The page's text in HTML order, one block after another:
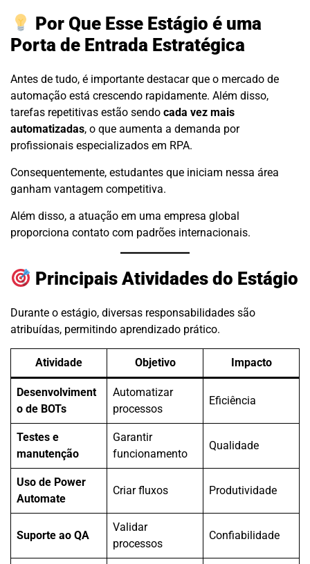
Por Que Esse Estágio é uma
Porta de Entrada Estratégica
Antes de tudo, é importante destacar que o mercado de
automação está crescendo rapidamente. Além disso,
tarefas repetitivas estão sendo cada vez mais
automatizadas, o que aumenta a demanda por
profissionais especializados em RPA.
Consequentemente, estudantes que iniciam nessa área
ganham vantagem competitiva.
Além disso, a atuação em uma empresa global
proporciona contato com padrões internacionais.
Principais Atividades do Estágio
Durante o estágio, diversas responsabilidades são
atribuídas, permitindo aprendizado prático.
Atividade Objetivo Impacto
Desenvolviment
o de BOTs
Automatizar
processos
Eficiência
Testes e
manutenção
Garantir
funcionamento
Qualidade
Uso de Power
Automate
Criar fluxos Produtividade
Suporte ao QA
Validar
processos
Confiabilidade